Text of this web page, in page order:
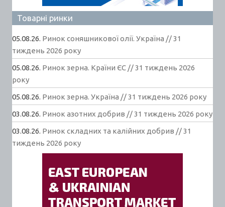
Товарні ринки
05.08.26. Ринок соняшникової олії. Україна // 31
тиждень 2026 року
05.08.26. Ринок зерна. Країни ЄС // 31 тиждень 2026
року
05.08.26. Ринок зерна. Україна // 31 тиждень 2026 року
03.08.26. Ринок азотних добрив // 31 тиждень 2026 року
03.08.26. Ринок складних та калійних добрив // 31
тиждень 2026 року